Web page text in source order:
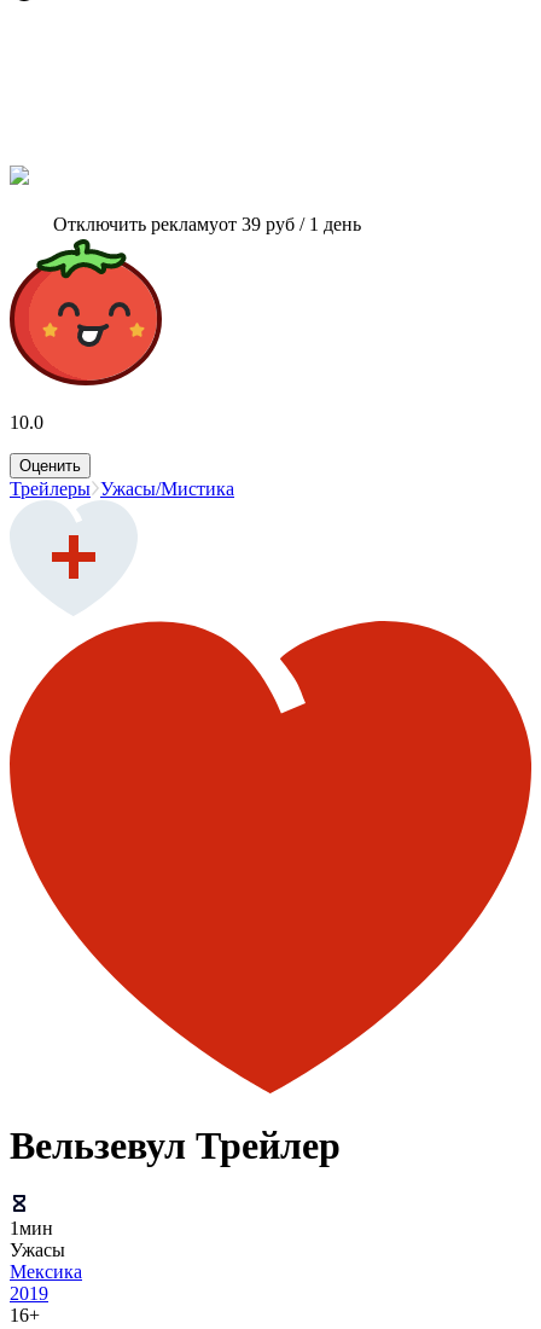
Отключить рекламуот 39 руб / 1 день
10.0
Оценить
Трейлеры Ужасы/Мистика
Вельзевул Трейлер
1мин
Ужасы
Мексика
2019
16+